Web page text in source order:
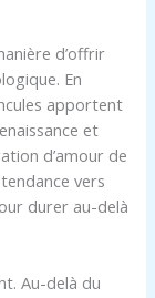
d’offrir
En
apportent
et
d’amour de
vers
durer au-delà
Au-delà du